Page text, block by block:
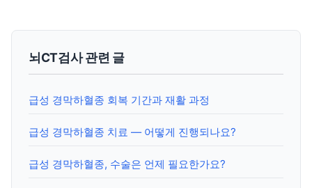
뇌CT검사 관련 글
급성 경막하혈종 회복 기간과 재활 과정
급성 경막하혈종 치료 — 어떻게 진행되나요?
급성 경막하혈종, 수술은 언제 필요한가요?